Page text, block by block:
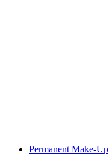
Permanent Make-Up